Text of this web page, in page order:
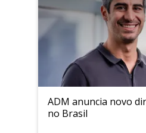
ADM anuncia novo
no Brasil